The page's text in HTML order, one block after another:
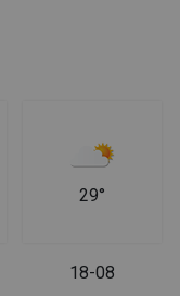
29°
18-08